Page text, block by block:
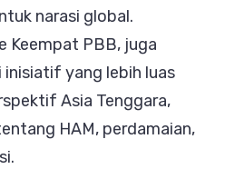
narasi global.
Keempat PBB, juga
inisiatif yang lebih luas
Asia Tenggara,
HAM, perdamaian,